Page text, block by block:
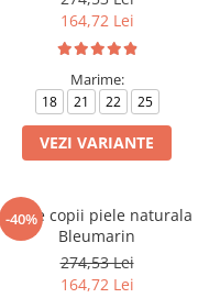
164,72 Lei
Marime:
18 21 22 25
VEZI VARIANTE
-40%
Ghete copii piele naturala
Bleumarin
274,53 Lei
164,72 Lei